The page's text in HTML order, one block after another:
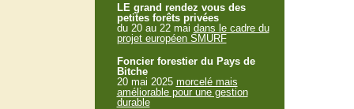
LE grand rendez vous des
petites forêts privées
du 20 au 22 mai dans le cadre du
projet européen SMURF
Foncier forestier du Pays de
Bitche
20 mai 2025 morcelé mais
améliorable pour une gestion
durable